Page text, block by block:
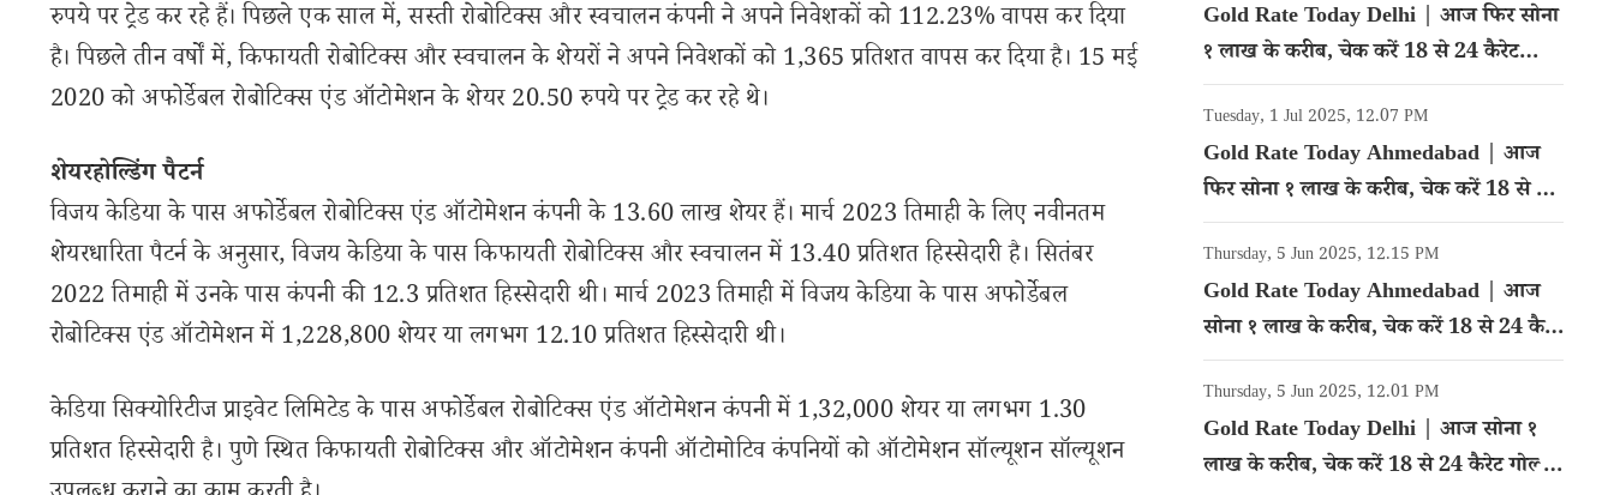
रुपये पर ट्रेड कर रहे हैं। पिछले एक साल में, सस्ती रोबोटिक्स और स्वचालन कंपनी ने अपने निवेशकों को 112.23% वापस कर दिया
है। पिछले तीन वर्षों में, किफायती रोबोटिक्स और स्वचालन के शेयरों ने अपने निवेशकों को 1,365 प्रतिशत वापस कर दिया है। 15 मई
2020 को अफोर्डेबल रोबोटिक्स एंड ऑटोमेशन के शेयर 20.50 रुपये पर ट्रेड कर रहे थे।
शेयरहोल्डिंग पैटर्न
विजय केडिया के पास अफोर्डेबल रोबोटिक्स एंड ऑटोमेशन कंपनी के 13.60 लाख शेयर हैं। मार्च 2023 तिमाही के लिए नवीनतम
शेयरधारिता पैटर्न के अनुसार, विजय केडिया के पास किफायती रोबोटिक्स और स्वचालन में 13.40 प्रतिशत हिस्सेदारी है। सितंबर
2022 तिमाही में उनके पास कंपनी की 12.3 प्रतिशत हिस्सेदारी थी। मार्च 2023 तिमाही में विजय केडिया के पास अफोर्डेबल
रोबोटिक्स एंड ऑटोमेशन में 1,228,800 शेयर या लगभग 12.10 प्रतिशत हिस्सेदारी थी।
केडिया सिक्योरिटीज प्राइवेट लिमिटेड के पास अफोर्डेबल रोबोटिक्स एंड ऑटोमेशन कंपनी में 1,32,000 शेयर या लगभग 1.30
प्रतिशत हिस्सेदारी है। पुणे स्थित किफायती रोबोटिक्स और ऑटोमेशन कंपनी ऑटोमोटिव कंपनियों को ऑटोमेशन सॉल्यूशन सॉल्यूशन
Gold Rate Today Delhi | आज फिर सोना
१ लाख के करीब, चेक करें 18 से 24 कैरेट
गोल्ड का रेट
Tuesday, 1 Jul 2025, 12.07 PM
Gold Rate Today Ahmedabad | आज
फिर सोना १ लाख के करीब, चेक करें 18 से 24
कैरेट गोल्ड का रेट
Thursday, 5 Jun 2025, 12.15 PM
Gold Rate Today Ahmedabad | आज
सोना १ लाख के करीब, चेक करें 18 से 24 कैरेट
गोल्ड का रेट
Thursday, 5 Jun 2025, 12.01 PM
Gold Rate Today Delhi | आज सोना १
लाख के करीब, चेक करें 18 से 24 कैरेट गोल्ड